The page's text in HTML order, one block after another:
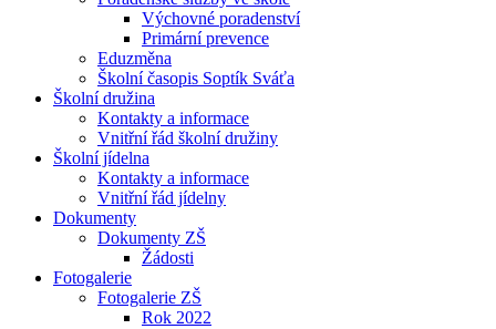
Výchovné poradenství
Primární prevence
Eduzměna
Školní časopis Soptík Sváťa
Školní družina
Kontakty a informace
Vnitřní řád školní družiny
Školní jídelna
Kontakty a informace
Vnitřní řád jídelny
Dokumenty
Dokumenty ZŠ
Žádosti
Fotogalerie
Fotogalerie ZŠ
Rok 2022